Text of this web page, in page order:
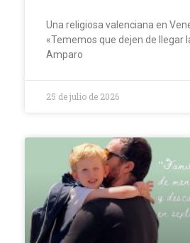
Una religiosa valenciana en
«Tememos que dejen de llegar
Amparo
25 de julio de 2026